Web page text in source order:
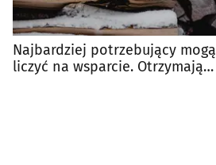
Najbardziej potrzebujący mogą
liczyć na wsparcie. Otrzymają